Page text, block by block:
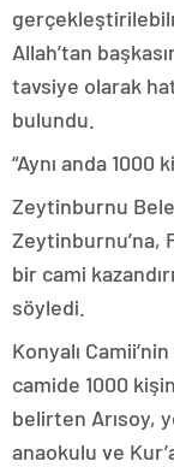
Allah’tan
tavsiye olarak
bulundu.
“Aynı anda
Zeytinburnu
Zeytinburnu’na,
bir cami
söyledi.
Konyalı
camide 1000
belirten Arısoy,
anaokulu ve